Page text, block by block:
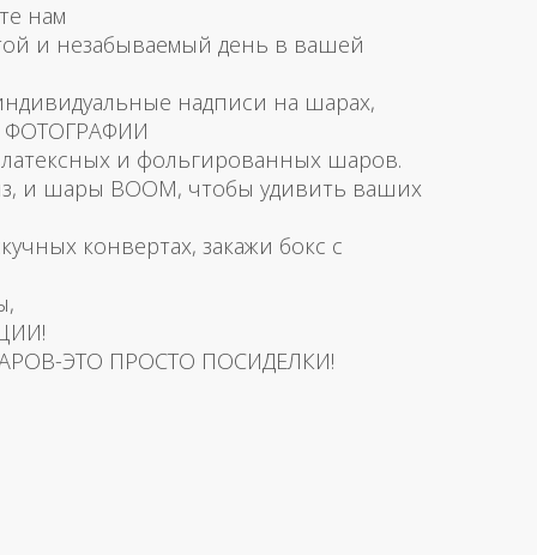
нам
и незабываемый день в вашей
надписи на шарах,
ФОТОГРАФИИ
и фольгированных шаров.
и шары BOOM, чтобы удивить ваших
конвертах, закажи бокс с
ЭТО ПРОСТО ПОСИДЕЛКИ!